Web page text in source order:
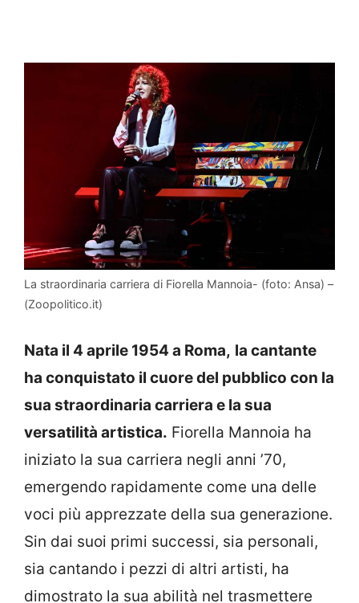
La straordinaria carriera di Fiorella Mannoia- (foto: Ansa) –
(Zoopolitico.it)
Nata il 4 aprile 1954 a Roma, la cantante
ha conquistato il cuore del pubblico con la
sua straordinaria carriera e la sua
versatilità artistica. Fiorella Mannoia ha
iniziato la sua carriera negli anni ’70,
emergendo rapidamente come una delle
voci più apprezzate della sua generazione.
Sin dai suoi primi successi, sia personali,
sia cantando i pezzi di altri artisti, ha
dimostrato la sua abilità nel trasmettere